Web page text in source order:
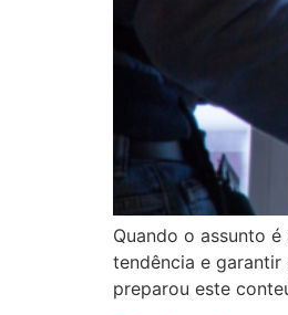
Quando o assunto
tendência e
preparou este